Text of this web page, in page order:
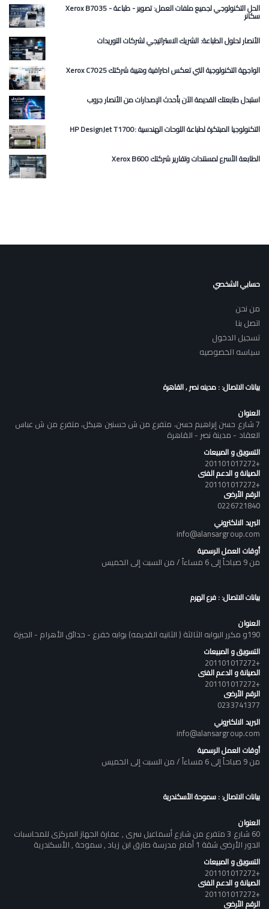
Xerox B7035 الحل التكنولوجي لجميع ملفات العمل: تصوير - طباعة -
سكانر
الأنصار لحلول الطباعة: الشريك الاستراتيجي لشركات التوريدات
Xerox C7025 الواجهة التكنولوجية التي تعكس احترافية وهيبة شركتك
استبدل طابعتك القديمة الآن بأحدث الإصدارات من الأنصار جروب
HP DesignJet T1700: التكنولوجيا المبتكرة لطباعة اللوحات الهندسية
Xerox B600 الطابعة الأسرع لمستندات وتقارير شركتك
حسابي الشخصي
من نحن
اتصل بنا
تسجيل الدخول
سياسه الخصوصيه
بيانات الاتصال: : مدينه نصر , القاهرة
العنوان
7 شارع حسن إبراهيم حسن، متفرع من ش حسنين هيكل، متفرع من ش عباس
العقاد - مدينة نصر - القاهرة
التسويق و المبيعات
+201101017272
الصيانة و الدعم الفنى
+201101017272
الرقم الأرضى
0226721840
البريد الالكتروني
info@alansargroup.com
أوقات العمل الرسمية
من 9 صباحاً إلى 6 مساءاً / من السبت إلى الخميس
بيانات الاتصال: : فرع الهرم
العنوان
190و مكرر البوابه الثالثة ( الثانيه القديمه) بوابه خفرع - حدائق الأهرام - الجيزة
التسويق و المبيعات
+201101017272
الصيانة و الدعم الفنى
+201101017272
الرقم الأرضى
0233741377
البريد الالكتروني
info@alansargroup.com
أوقات العمل الرسمية
من 9 صباحاً إلى 6 مساءاً / من السبت إلى الخميس
بيانات الاتصال: : سموحة الأسكندرية
العنوان
60 شارع 3 متفرع من شارع أسماعيل سرى , عمارة الجهاز المركزى للمحاسبات
الدور الأرضى شقة 1 أمام مدرسة طارق ابن زياد , سموحة , الأسكندرية
التسويق و المبيعات
+201101017272
الصيانة و الدعم الفنى
+201101017272
الرقم الأرضى